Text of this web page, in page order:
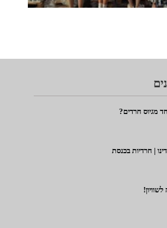
מגיוס חרדים?
| חרדיות בכנסת